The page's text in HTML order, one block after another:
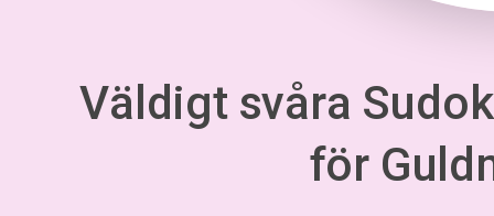
Väldigt svåra
för